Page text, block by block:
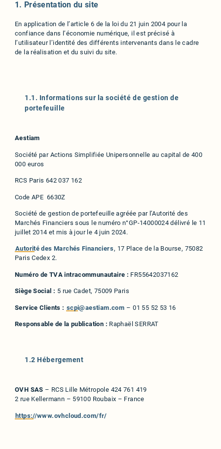
1. Présentation du site
En application de l’article 6 de la loi du 21 juin 2004 pour la
confiance dans l’économie numérique, il est précisé à
l’utilisateur l’identité des différents intervenants dans le cadre
de la réalisation et du suivi du site.
1.1. Informations sur la société de gestion de
portefeuille
Aestiam
Société par Actions Simplifiée Unipersonnelle au capital de 400
000 euros
RCS Paris 642 037 162
Code APE 6630Z
Société de gestion de portefeuille agréée par l’Autorité des
Marchés Financiers sous le numéro n°GP-14000024 délivré le 11
juillet 2014 et mis à jour le 4 juin 2024.
Autorité des Marchés Financiers, 17 Place de la Bourse, 75082
Paris Cedex 2.
Numéro de TVA intracommunautaire : FR55642037162
Siège Social : 5 rue Cadet, 75009 Paris
Service Clients : scpi@aestiam.com – 01 55 52 53 16
Responsable de la publication : Raphaël SERRAT
1.2 Hébergement
OVH SAS – RCS Lille Métropole 424 761 419
2 rue Kellermann – 59100 Roubaix – France
https://www.ovhcloud.com/fr/